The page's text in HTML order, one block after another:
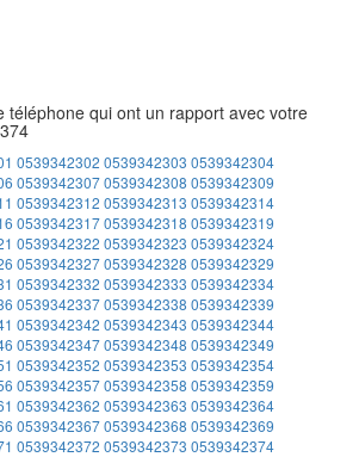
téléphone qui ont un rapport avec votre
0539342302 0539342303 0539342304
05393423070539342308 0539342309
0539342312 0539342313 0539342314
05393423170539342318 0539342319
0539342322 0539342323 0539342324
05393423270539342328 0539342329
0539342332 0539342333 0539342334
05393423370539342338 0539342339
0539342342 0539342343 0539342344
05393423470539342348 0539342349
0539342352 0539342353 0539342354
05393423570539342358 0539342359
0539342362 0539342363 0539342364
05393423670539342368 0539342369
0539342372 0539342373 0539342374